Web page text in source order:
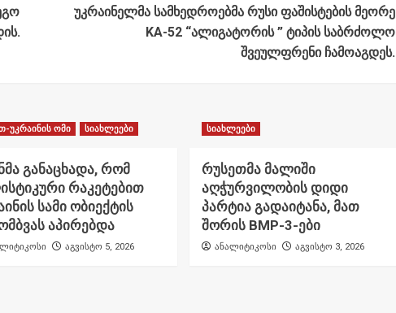
უკრაინელმა სამხედროებმა რუსი ფაშისტების მეორე
KA-52 “ალიგატორის ” ტიპის საბრძოლო
შვეულფრენი ჩამოაგდეს.
უკრაინის ომი სიახლეები
განაცხადა, რომ
რაკეტებით
სამი ობიექტის
აპირებდა
აგვისტო 5, 2026
სიახლეები
რუსეთმა მალიში
აღჭურვილობის დიდი
პარტია გადაიტანა, მათ
შორის BMP-3-ები
ანალიტიკოსი აგვისტო 3, 2026